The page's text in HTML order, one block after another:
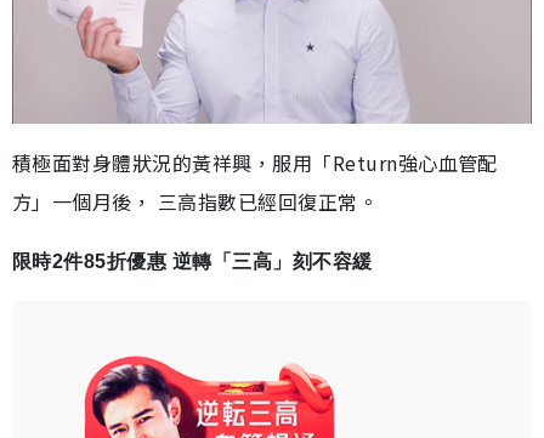
積極面對身體狀況的黃祥興，服用「Return強心血管配
方」一個月後， 三高指數已經回復正常。
限時2件85折優惠 逆轉「三高」刻不容緩